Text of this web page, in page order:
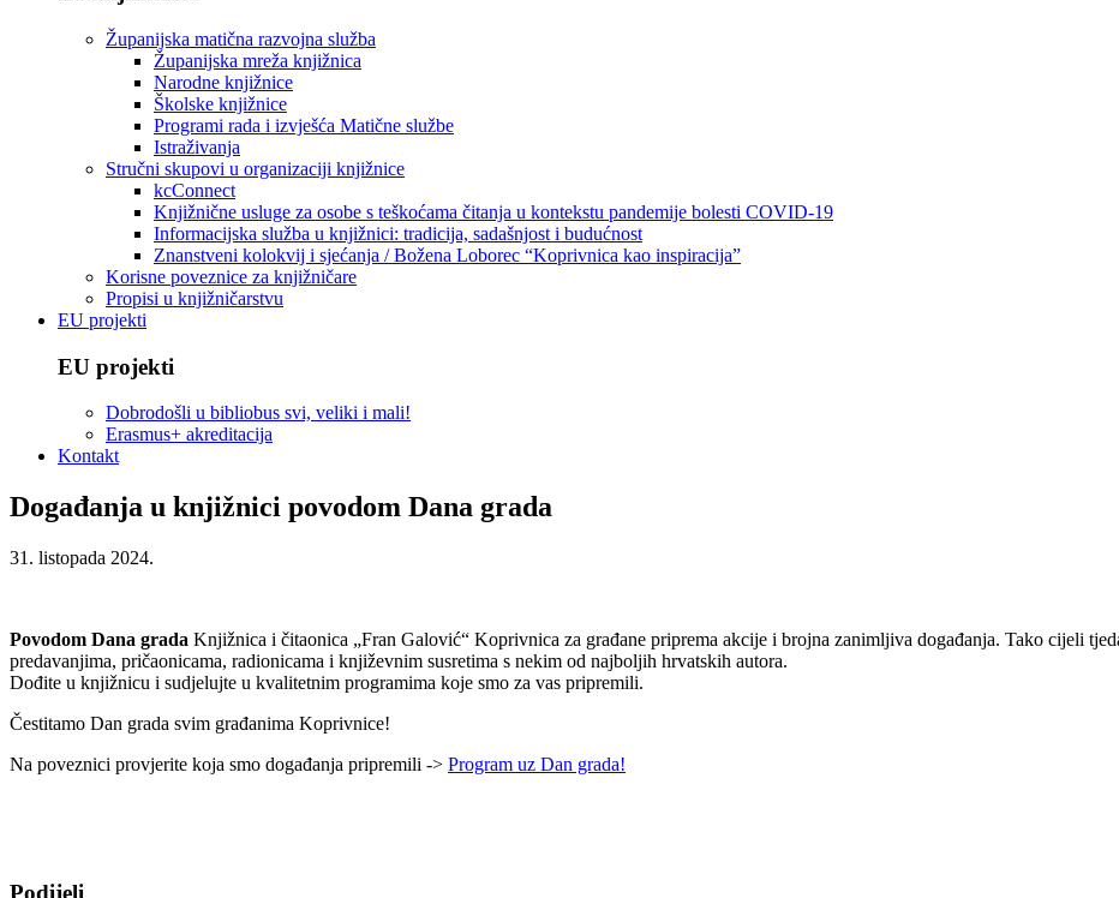
Županijska matična razvojna služba
Županijska mreža knjižnica
Narodne knjižnice
Školske knjižnice
Programi rada i izvješća Matične službe
Istraživanja
Stručni skupovi u organizaciji knjižnice
kcConnect
Knjižnične usluge za osobe s teškoćama čitanja u kontekstu pandemije bolesti COVID-19
Informacijska služba u knjižnici: tradicija, sadašnjost i budućnost
Znanstveni kolokvij i sjećanja / Božena Loborec “Koprivnica kao inspiracija”
Korisne poveznice za knjižničare
Propisi u knjižničarstvu
EU projekti
EU projekti
Dobrodošli u bibliobus svi, veliki i mali!
Erasmus+ akreditacija
Kontakt
Događanja u knjižnici povodom Dana grada
31. listopada 2024.
Povodom Dana grada Knjižnica i čitaonica „Fran Galović“ Koprivnica za građane priprema akcije i brojna zanimljiva događanja. Tako cijeli
predavanjima, pričaonicama, radionicama i književnim susretima s nekim od najboljih hrvatskih autora.
Dođite u knjižnicu i sudjelujte u kvalitetnim programima koje smo za vas pripremili.
Čestitamo Dan grada svim građanima Koprivnice!
Na poveznici provjerite koja smo događanja pripremili -> Program uz Dan grada!
Podijeli